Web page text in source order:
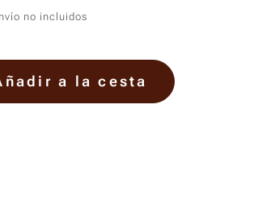
no incluidos
a la cesta